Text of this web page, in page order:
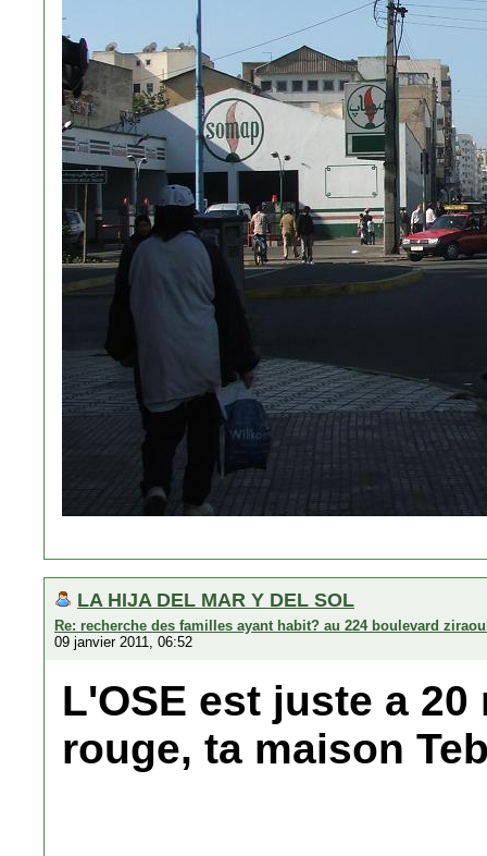
LA HIJA DEL MAR Y DEL SOL
Re: recherche des familles ayant habit? au 224 boulevard
09 janvier 2011, 06:52
L'OSE est juste a
rouge, ta maison